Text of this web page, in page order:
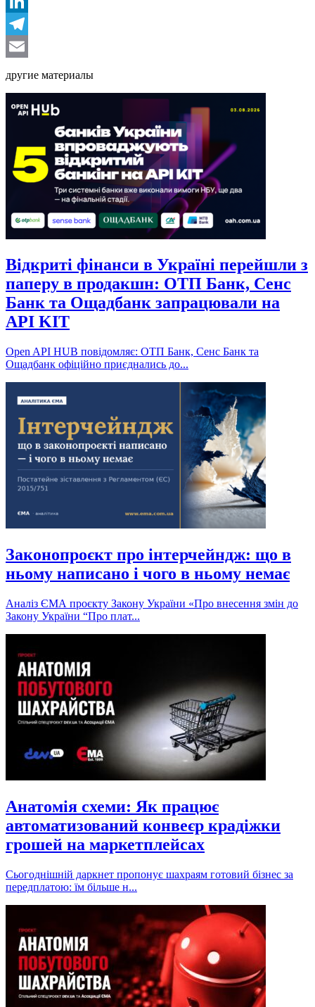
LinkedIn
Telegram
другие материалы
Відкриті фінанси в Україні перейшли з
паперу в продакшн: ОТП Банк, Сенс
Банк та Ощадбанк запрацювали на
API KIT
Open API HUB повідомляє: ОТП Банк, Сенс Банк та
Ощадбанк офіційно приєднались до...
Законопроєкт про інтерчейндж: що в
ньому написано і чого в ньому немає
Аналіз ЄМА проєкту Закону України «Про внесення змін до
Закону України “Про плат...
Анатомія схеми: Як працює
автоматизований конвеєр крадіжки
грошей на маркетплейсах
Сьогоднішній даркнет пропонує шахраям готовий бізнес за
передплатою: їм більше н...